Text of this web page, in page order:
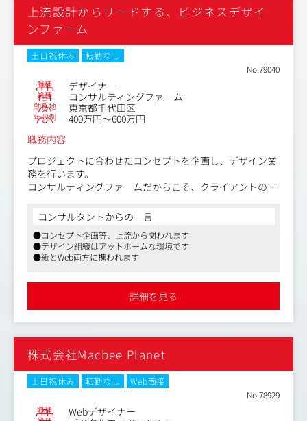
略を考えるプロジェクトにも関わっていただくこともござ
います。
＜具体的には＞
・リサーチ、要件定義(PMと一緒に実施)
・UIデザイン
・デザインガイドライン作成
・アニメーション/インタラクション設計
・ビジュアルデザイン など
＜プロジェクト事例＞
・大手SaaSサービスのデザインリニューアル（ユーザリサ
ーチ、体験設計、デザイン）
ニューアル
・上場企業の採用ブランディングの戦略策定、採用サイト
制作 など
プロジェクトごとにビジネスディレクター・デザイナーが
プロジェクト人数はビジネスディレクター1名・デザイナ
ー1名の2名体制からビジネスディレクター2名・デザイナ
ー2名の4名体制など、プロジェクトの難易度や規模によっ
て変動します。
上流設計からリードする、ビジネスデザイ
ンファーム
土日祝休み
転勤なし
No.79040
職種 デザイナー
業種 コンサルティングファーム
勤務地 東京都千代田区
年収例
400万円～600万円
職務内容
プロジェクトに合わせたコンセプトを企画し、デザイン業
務を行います。
コンサルティングファームだからこそ、クライアントの事
インに業務が可能です。
同社社員がワンフロアにいるため、お互いにアイディアを
提案しながら、議論を通じてデザインに反映していくこと
が可能です。
自身で制作していくことも、外部へディレクションするこ
〈クライアントや案件について〉
制作物もWebやグラフィックの比率が半々ほどであり、パ
ッケージ、動画等々、幅広い案件にも挑戦できる環境で
す。
直近は地方自治体の案件も増えており、地方共創系のプロ
ジェクトもございます。
コンサルタントからの一言
●コンセプト企画等、上流から関われます
●デザイン組織はアットホームな環境です
●紙とWeb両方に携われます
詳細を見る
株式会社Macbee Planet
土日祝休み 転勤なし
Web面接
No.78929
職種 Webデザイナー